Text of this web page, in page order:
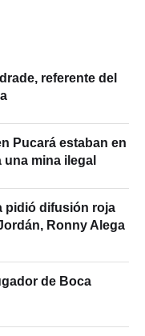
referente del
Pucará estaban en
mina ilegal
pidió difusión roja
Ronny Alega
de Boca